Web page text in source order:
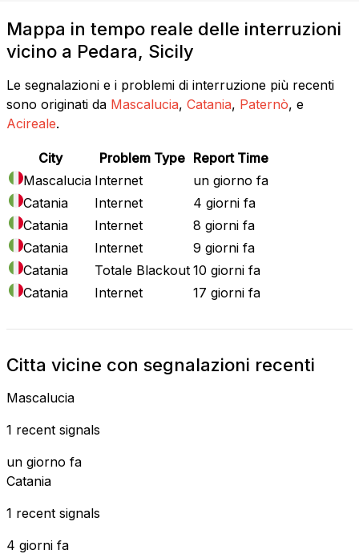
Mappa in tempo reale delle interruzioni
vicino a Pedara, Sicily
Le segnalazioni e i problemi di interruzione più recenti
sono originati da Mascalucia, Catania, Paternò, e
Acireale.
City Problem Type Report Time
Mascalucia Internet
un giorno fa
Catania
Internet
4 giorni fa
Catania
Internet
8 giorni fa
Catania
Internet
9 giorni fa
Catania
Totale Blackout 10 giorni fa
Catania
Internet 17 giorni fa
Citta vicine con segnalazioni recenti
Mascalucia
1 recent signals
un giorno fa
Catania
1 recent signals
4 giorni fa